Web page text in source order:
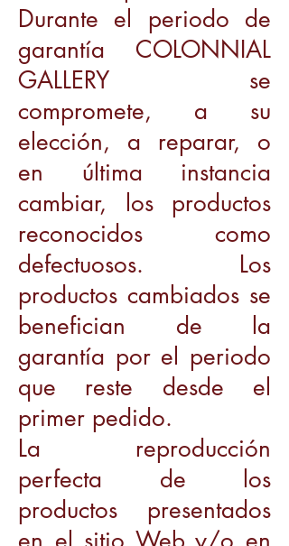
Durante el periodo de
garantía COLONNIAL
GALLERY se
compromete, a su
elección, a reparar, o
en última instancia
cambiar, los productos
reconocidos como
defectuosos. Los
productos cambiados se
benefician de la
garantía por el periodo
que reste desde el
primer pedido.
La reproducción
perfecta de los
productos presentados